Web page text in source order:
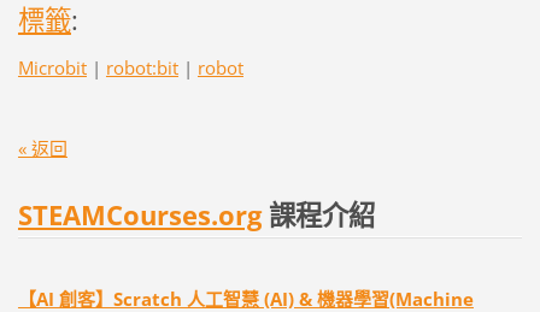
標籤:
Microbit | robot:bit | robot
« 返回
STEAMCourses.org課程介紹
【AI 創客】Scratch 人工智慧 (AI) & 機器學習(Machine